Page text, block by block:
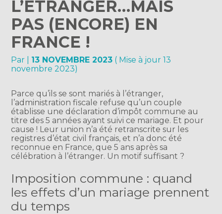
L’ÉTRANGER…MAIS
PAS (ENCORE) EN
FRANCE !
Par 13 NOVEMBRE 2023 ( Mise à jour 13
novembre 2023)
Parce qu’ils se sont mariés à l’étranger,
l’administration fiscale refuse qu’un couple
établisse une déclaration d’impôt commune au
titre des 5 années ayant suivi ce mariage. Et pour
cause ! Leur union n’a été retranscrite sur les
registres d’état civil français, et n’a donc été
reconnue en France, que 5 ans après sa
célébration à l’étranger. Un motif suffisant ?
Imposition commune : quand
les effets d’un mariage prennent
du temps